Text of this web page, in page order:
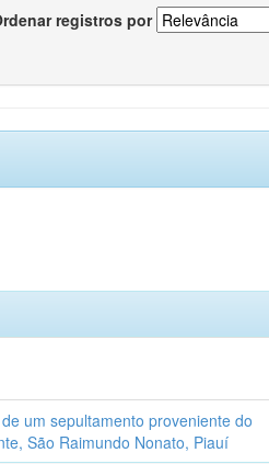
registros por
um sepultamento proveniente do
São Raimundo Nonato, Piauí